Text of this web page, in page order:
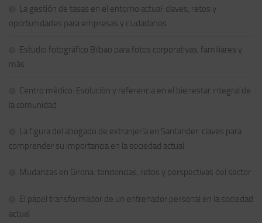
La gestión de tasas en el entorno actual: claves, retos y
oportunidades para empresas y ciudadanos
Estudio fotográfico Bilbao para fotos corporativas, familiares y
más
Centro médico: Evolución y referencia en el bienestar integral de
la comunidad
La figura del abogado de extranjería en Santander: claves para
comprender su importancia en la sociedad actual
Mudanzas en Girona: tendencias, retos y perspectivas del sector
El papel transformador de un entrenador personal en la sociedad
actual